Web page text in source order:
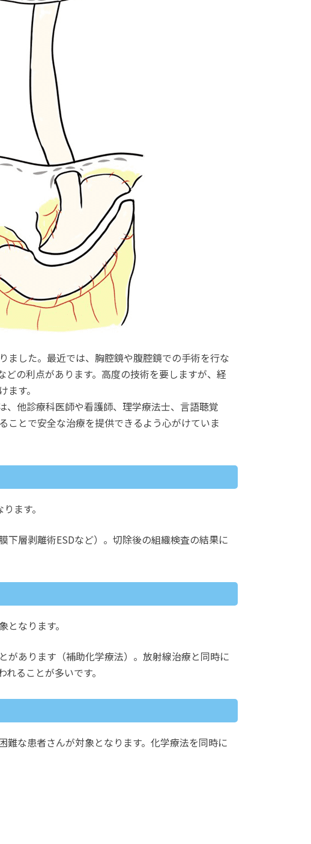
ました。最近では、胸腔鏡や腹腔鏡での手術を行な
の利点があります。高度の技術を要しますが、経
す。
他診療科医師や看護師、理学療法士、言語聴覚
ことで安全な治療を提供できるよう心がけていま
ます。
層剥離術ESDなど）。切除後の組織検査の結果に
なります。
があります（補助化学療法）。放射線治療と同時に
ることが多いです。
な患者さんが対象となります。化学療法を同時に